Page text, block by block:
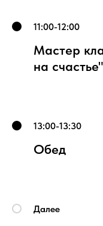
11:00-12:00
Мастер
на счастье"
13:00-13:30
Обед
Далее